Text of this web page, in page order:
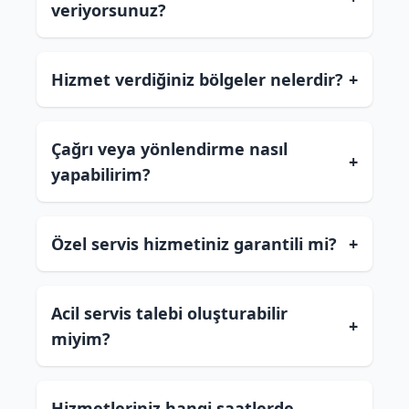
veriyorsunuz?
Hizmet verdiğiniz bölgeler nelerdir? +
Çağrı veya yönlendirme nasıl
yapabilirim?
+
Özel servis hizmetiniz garantili mi? +
Acil servis talebi oluşturabilir
miyim?
+